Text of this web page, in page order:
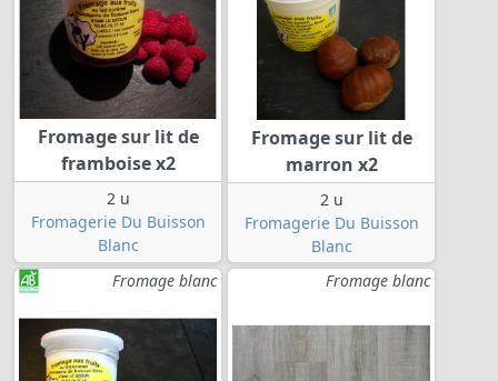
Fromage sur lit de
framboise x2
2 u
Fromagerie Du Buisson
Blanc
Fromage sur lit de
marron x2
2 u
Fromagerie Du Buisson
Blanc
Fromage blanc
Fromage blanc